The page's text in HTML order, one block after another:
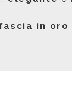
in oro